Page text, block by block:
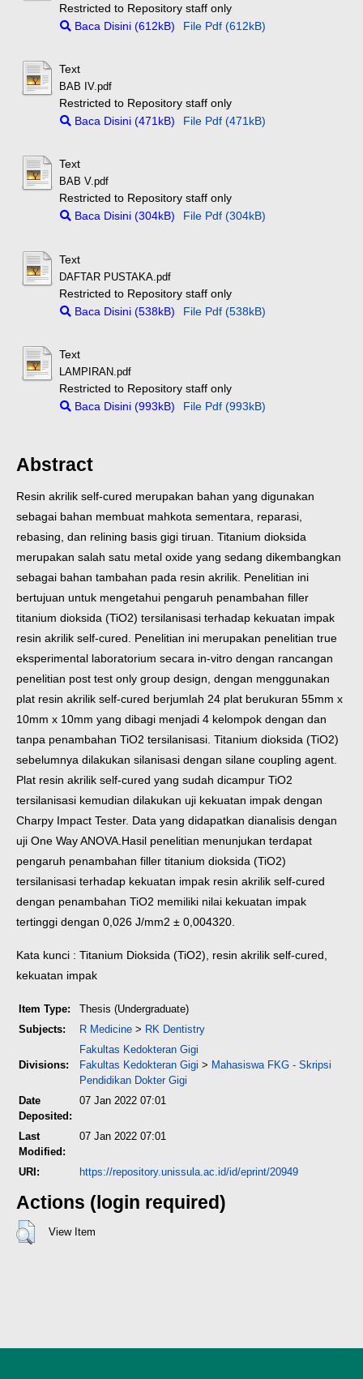
Restricted to Repository staff only
Baca Disini (612kB)
File Pdf (612kB)
Text
BAB IV.pdf
Restricted to Repository staff only
Baca Disini (471kB)
File Pdf (471kB)
Text
BAB V.pdf
Restricted to Repository staff only
Baca Disini (304kB)
File Pdf (304kB)
Text
DAFTAR PUSTAKA.pdf
Restricted to Repository staff only
Baca Disini (538kB)
File Pdf (538kB)
Text
LAMPIRAN.pdf
Restricted to Repository staff only
Baca Disini (993kB)
File Pdf (993kB)
Abstract
Resin akrilik self-cured merupakan bahan yang digunakan
sebagai bahan membuat mahkota sementara, reparasi,
rebasing, dan relining basis gigi tiruan. Titanium dioksida
merupakan salah satu metal oxide yang sedang dikembangkan
sebagai bahan tambahan pada resin akrilik. Penelitian ini
bertujuan untuk mengetahui pengaruh penambahan filler
titanium dioksida (TiO2) tersilanisasi terhadap kekuatan impak
resin akrilik self-cured. Penelitian ini merupakan penelitian true
eksperimental laboratorium secara in-vitro dengan rancangan
penelitian post test only group design, dengan menggunakan
plat resin akrilik self-cured berjumlah 24 plat berukuran 55mm x
10mm x 10mm yang dibagi menjadi 4 kelompok dengan dan
tanpa penambahan TiO2 tersilanisasi. Titanium dioksida (TiO2)
sebelumnya dilakukan silanisasi dengan silane coupling agent.
Plat resin akrilik self-cured yang sudah dicampur TiO2
tersilanisasi kemudian dilakukan uji kekuatan impak dengan
Charpy Impact Tester. Data yang didapatkan dianalisis dengan
uji One Way ANOVA. Hasil penelitian menunjukan terdapat
pengaruh penambahan filler titanium dioksida (TiO2)
tersilanisasi terhadap kekuatan impak resin akrilik self-cured
dengan penambahan TiO2 memiliki nilai kekuatan impak
tertinggi dengan 0,026 J/mm2 ± 0,004320.
Kata kunci : Titanium Dioksida (TiO2), resin akrilik self-cured,
kekuatan impak
Item Type:
Thesis (Undergraduate)
Subjects:
R Medicine > RK Dentistry
Divisions:
Fakultas Kedokteran Gigi
Fakultas Kedokteran Gigi > Mahasiswa FKG - Skripsi
Pendidikan Dokter Gigi
Date
Deposited:
07 Jan 2022 07:01
Last
Modified:
07 Jan 2022 07:01
URI: https://repository.unissula.ac.id/id/eprint/20949
Actions (login required)
View Item